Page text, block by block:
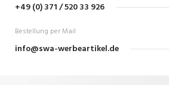
+49 (0) 371 / 520 33 926
Bestellung per Mail
info@swa-werbeartikel.de